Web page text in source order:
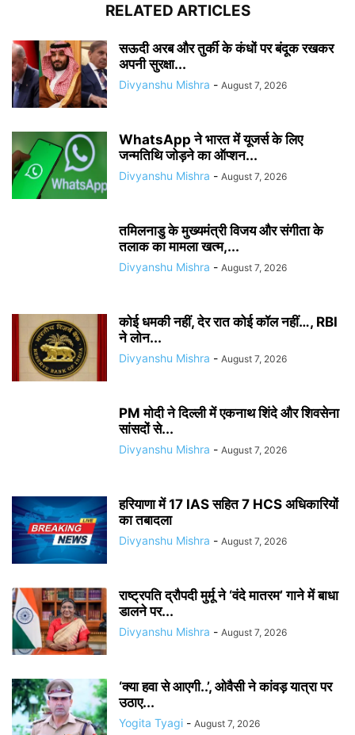
RELATED ARTICLES
सऊदी अरब और तुर्की के कंधों पर बंदूक रखकर
अपनी सुरक्षा...
Divyanshu Mishra - August 7, 2026
WhatsApp ने भारत में यूजर्स के लिए
जन्मतिथि जोड़ने का ऑप्शन...
Divyanshu Mishra - August 7, 2026
तमिलनाडु के मुख्यमंत्री विजय और संगीता के
तलाक का मामला खत्म,...
Divyanshu Mishra - August 7, 2026
कोई धमकी नहीं, देर रात कोई कॉल नहीं…, RBI
ने लोन...
Divyanshu Mishra - August 7, 2026
PM मोदी ने दिल्ली में एकनाथ शिंदे और शिवसेना
सांसदों से...
Divyanshu Mishra - August 7, 2026
हरियाणा में 17 IAS सहित 7 HCS अधिकारियों
का तबादला
Divyanshu Mishra - August 7, 2026
राष्ट्रपति द्रौपदी मुर्मू ने ‘वंदे मातरम’ गाने में बाधा
डालने पर...
Divyanshu Mishra - August 7, 2026
‘क्या हवा से आएगी..’, ओवैसी ने कांवड़ यात्रा पर
उठाए...
Yogita Tyagi - August 7, 2026